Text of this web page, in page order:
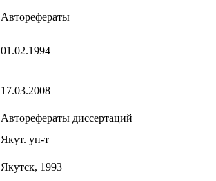
Авторефераты
01.02.1994
17.03.2008
Авторефераты диссертаций
Якут. ун-т
Якутск, 1993